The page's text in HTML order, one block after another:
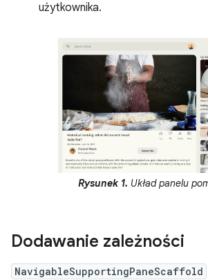
użytkownika.
Rysunek 1. Układ panelu
Dodawanie zależności
NavigableSupportingPaneScaffold